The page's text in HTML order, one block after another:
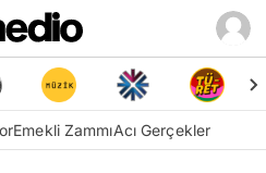
Emekli ZammıAcı Gerçekler